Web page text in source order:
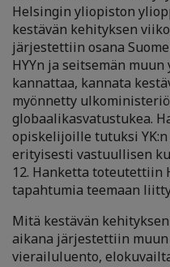
Helsingin yliopiston
kestävän kehityksen
järjestettiin osana
HYYn ja seitsemän
kannattaa, kannata
myönnetty
globaalikasvatustukea.
opiskelijoille tutuksi
erityisesti vastuullisen
12. Hanketta toteutettiin
tapahtumia teemaan
Mitä kestävän
aikana järjestettiin
vierailuluento,